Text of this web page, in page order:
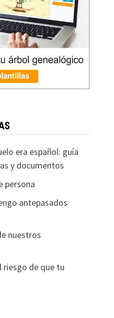
era español: guía
y documentos
persona
antepasados
nuestros
riesgo de que tu